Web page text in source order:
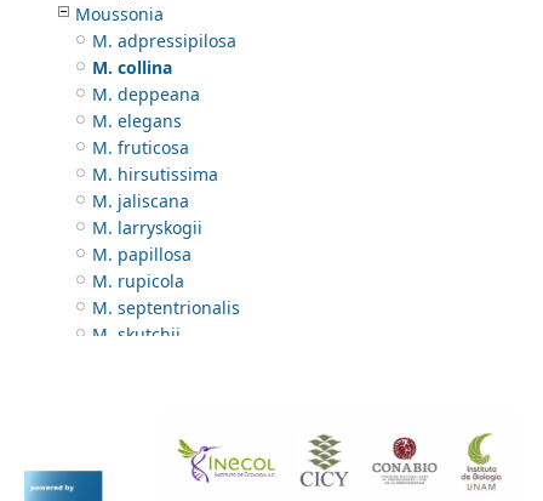
Moussonia
M. adpressipilosa
M. collina
M. deppeana
M. elegans
M. fruticosa
M. hirsutissima
M. jaliscana
M. larryskogii
M. papillosa
M. rupicola
M. septentrionalis
M. skutchii
Nematanthus